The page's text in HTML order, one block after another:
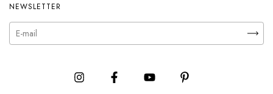
NEWSLETTER